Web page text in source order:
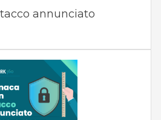
annunciato